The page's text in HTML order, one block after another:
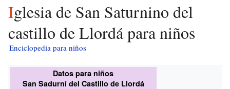
Iglesia de San Saturnino del
castillo de Llordá para niños
Enciclopedia para niños
Datos para niños
San Sadurní del Castillo de Llordá